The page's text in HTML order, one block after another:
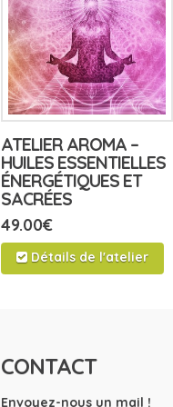
ATELIER AROMA –
HUILES ESSENTIELLES
ÉNERGÉTIQUES ET
SACRÉES
49.00€
Détails de l'atelier
CONTACT
Envoyez-nous un mail !